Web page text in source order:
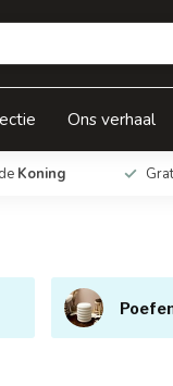
Ons verhaal
Koning